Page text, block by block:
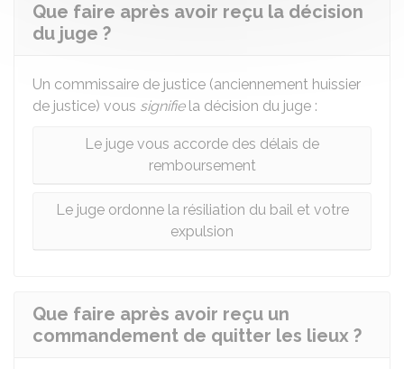
Que faire après avoir reçu la décision
du juge ?
Un commissaire de justice (anciennement huissier
de justice) vous signifiela décision du juge :
Le juge vous accorde des délais de
remboursement
Le juge ordonne la résiliation du bail et votre
expulsion
Que faire après avoir reçu un
commandement de quitter les lieux ?